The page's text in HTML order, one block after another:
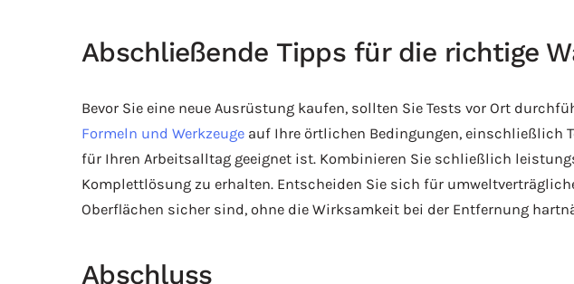
Abschließende Tipps für die richtige
Bevor Sie eine neue Ausrüstung kaufen, sollten Sie Tests vor Ort
Formeln und Werkzeuge auf Ihre örtlichen Bedingungen, einschließlich
für Ihren Arbeitsalltag geeignet ist. Kombinieren Sie schließlich
Komplettlösung zu erhalten. Entscheiden Sie sich für
Oberflächen sicher sind, ohne die Wirksamkeit bei der Entfernung
Abschluss